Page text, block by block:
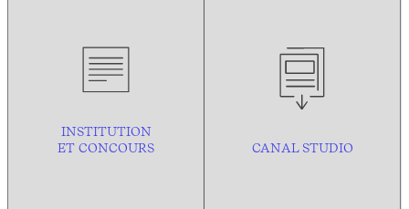
INSTITUTION
ET CONCOURS
CANAL STUDIO